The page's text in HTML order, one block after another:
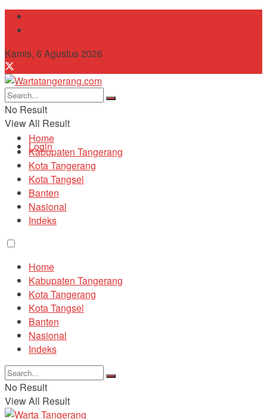
Kamis, 6 Agustus 2026
No Result
View All Result
Login
Home
Kabupaten Tangerang
Kota Tangerang
Kota Tangsel
Banten
Nasional
Indeks
Home
Kabupaten Tangerang
Kota Tangerang
Kota Tangsel
Banten
Nasional
Indeks
No Result
View All Result